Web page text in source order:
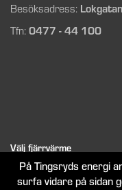
Besöksadress:
Tfn:0477 - 44 100
Välj fjärrvärme
Så funkar det
På Tingsryds energi
surfa vidare på sidan